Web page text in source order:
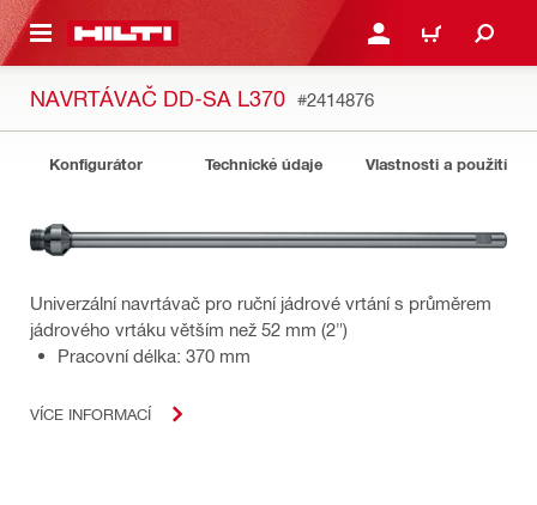
HLAVNÍ OBSAH PŘIHLÁSIT NEBO
KOŠÍK
NAVRTÁVAČ DD-SA L370 #2414876
Konfigurátor Technické údaje Vlastnosti a použití
Univerzální navrtávač pro ruční jádrové vrtání s průměrem
jádrového vrtáku větším než 52 mm (2")
Pracovní délka: 370 mm
VÍCE INFORMACÍ